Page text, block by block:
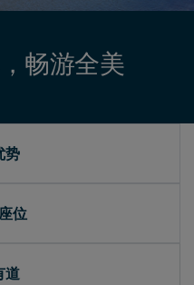
畅游全美
势
位
道